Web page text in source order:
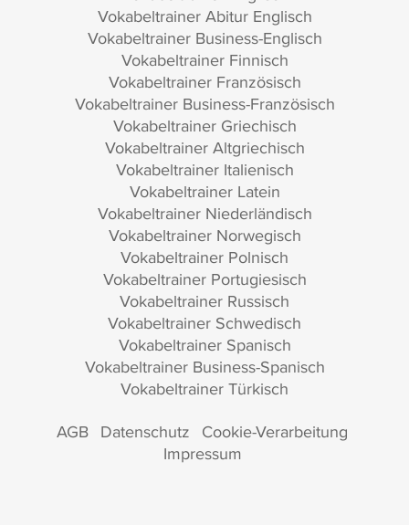
Vokabeltrainer Abitur Englisch
Vokabeltrainer Business-Englisch
Vokabeltrainer Finnisch
Vokabeltrainer Französisch
Vokabeltrainer Business-Französisch
Vokabeltrainer Griechisch
Vokabeltrainer Altgriechisch
Vokabeltrainer Italienisch
Vokabeltrainer Latein
Vokabeltrainer Niederländisch
Vokabeltrainer Norwegisch
Vokabeltrainer Polnisch
Vokabeltrainer Portugiesisch
Vokabeltrainer Russisch
Vokabeltrainer Schwedisch
Vokabeltrainer Spanisch
Vokabeltrainer Business-Spanisch
Vokabeltrainer Türkisch
AGB Datenschutz Cookie-Verarbeitung
Impressum